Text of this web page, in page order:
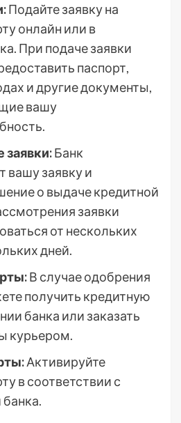
Подайте заявку на
онлайн или в
При подаче заявки
паспорт,
и другие документы,
вашу
заявки:Банк
вашу заявку и
о выдаче кредитной
заявки
от нескольких
дней.
В случае одобрения
получить кредитную
банка или заказать
курьером.
Активируйте
в соответствии с